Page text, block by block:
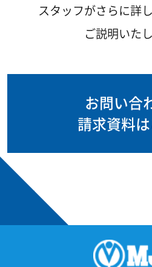
スタッフがさらに詳
ご説明いた
お問い合
請求資料